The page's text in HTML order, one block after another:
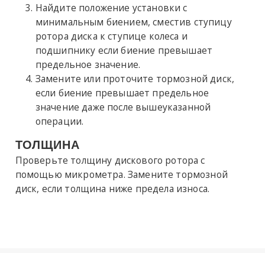
Найдите положение установки с
минимальным биением, сместив ступицу
ротора диска к ступице колеса и
подшипнику если биение превышает
предельное значение.
Замените или проточите тормозной диск,
если биение превышает предельное
значение даже после вышеуказанной
операции.
ТОЛЩИНА
Проверьте толщину дискового ротора с
помощью микрометра. Замените тормозной
диск, если толщина ниже предела износа.